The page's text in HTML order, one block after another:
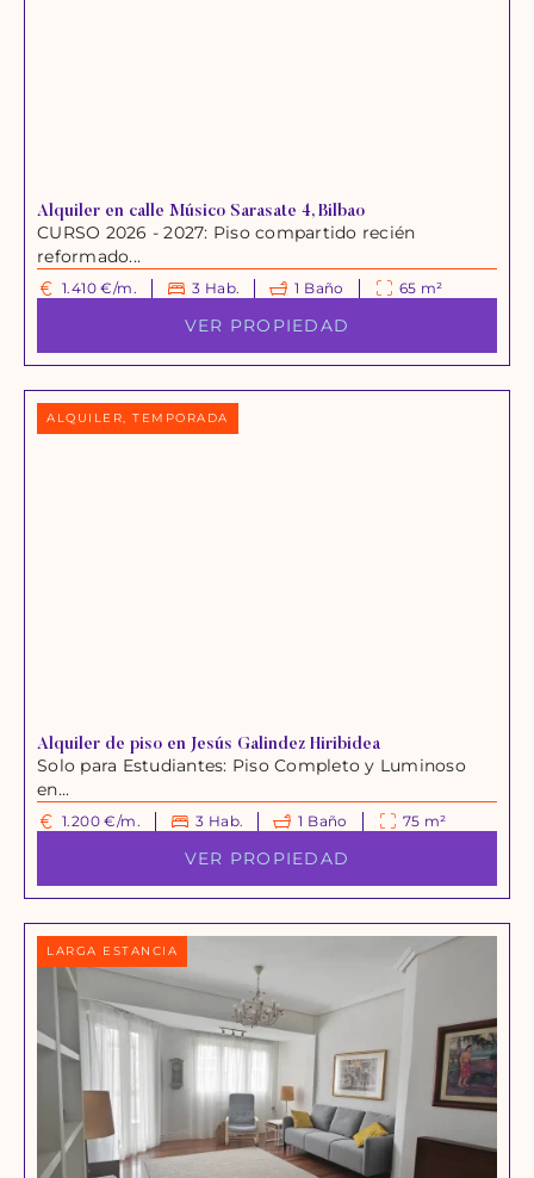
Alquiler en calle Músico Sarasate 4, Bilbao
CURSO 2026 - 2027: Piso compartido recién
reformado...
1.410 €/m. 3 Hab. 1 Baño 65 m²
VER PROPIEDAD
ALQUILER, TEMPORADA
Alquiler de piso en Jesús Galindez Hiribidea
Solo para Estudiantes: Piso Completo y Luminoso
en...
1.200 €/m. 3 Hab. 1 Baño 75 m²
VER PROPIEDAD
LARGA ESTANCIA